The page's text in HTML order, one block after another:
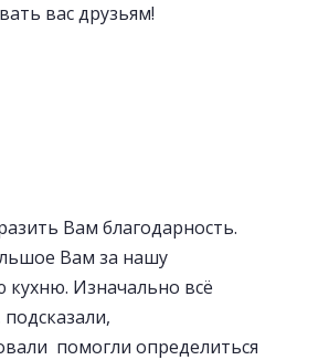
стильные ручки
вас друзьям!
Вам благодарность.
Вам за нашу
кухню. Изначально всё
подсказали,
помогли определиться